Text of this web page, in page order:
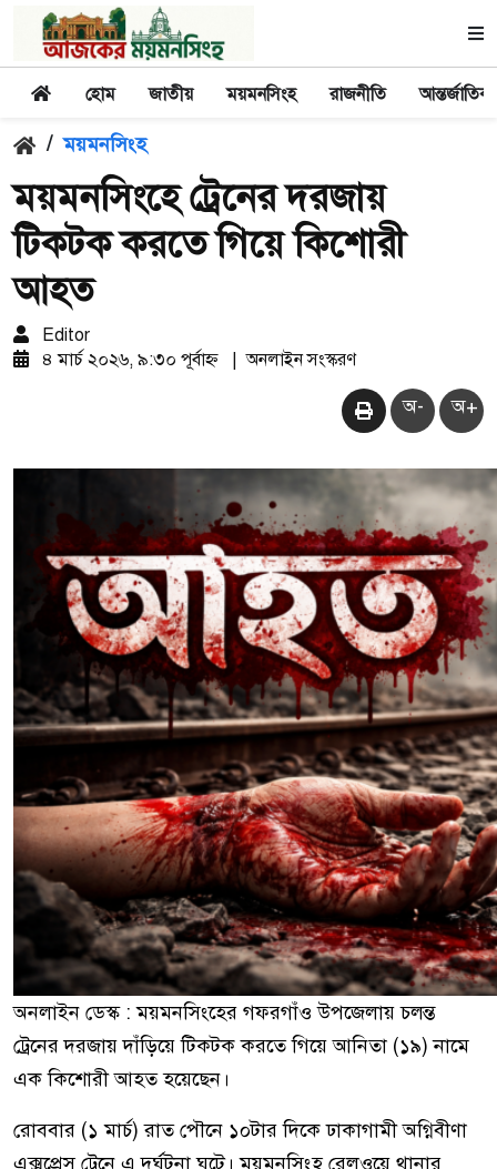
হোম জাতীয় ময়মনসিংহ রাজনীতি আন্তর্জাতিক
/ ময়মনসিংহ
ময়মনসিংহে ট্রেনের দরজায়
টিকটক করতে গিয়ে কিশোরী
আহত
Editor
৪ মার্চ ২০২৬, ৯:৩০ পূর্বাহ্ন
অনলাইন সংস্করণ
অ- অ+
অনলাইন ডেস্ক : ময়মনসিংহের গফরগাঁও উপজেলায় চলন্ত
ট্রেনের দরজায় দাঁড়িয়ে টিকটক করতে গিয়ে আনিতা (১৯) নামে
এক কিশোরী আহত হয়েছেন।
রোববার (১ মার্চ) রাত পৌনে ১০টার দিকে ঢাকাগামী অগ্নিবীণা
এক্সপ্রেস ট্রেনে এ দুর্ঘটনা ঘটে। ময়মনসিংহ রেলওয়ে থানার